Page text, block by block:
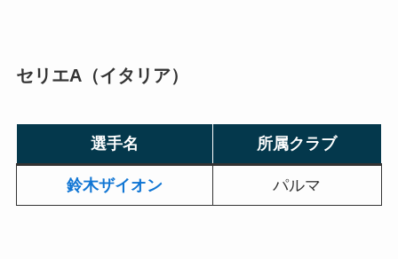
セリエA（イタリア）
選手名 所属クラブ
鈴木ザイオン パルマ